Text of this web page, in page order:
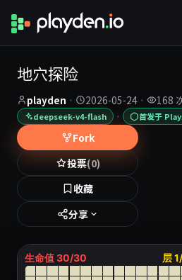
地穴探险
playden · 2026-05-24 · 168
deepseek-v4-flash · 首发于
Fork
投票(0)
收藏
分享